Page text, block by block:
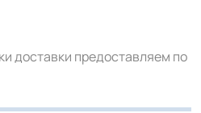
доставки предоставляем по